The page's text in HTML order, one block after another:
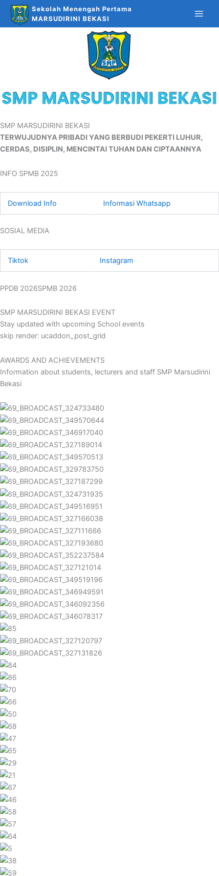
Skip
content
Sekolah Menengah Pertama
MARSUDIRINI BEKASI
SMP MARSUDIRINI BEKASI
TERWUJUDNYA PRIBADI YANG BERBUDI PEKERTI LUHUR,
CERDAS, DISIPLIN, MENCINTAI TUHAN DAN CIPTAANNYA
INFO SPMB 2025
Download Info Informasi Whatsapp
SOSIAL MEDIA
Tiktok Instagram
PPDB 2026SPMB 2026
SMP MARSUDIRINI BEKASI EVENT
Stay updated with upcoming School events
skip render: ucaddon_post_grid
AWARDS AND ACHIEVEMENTS
Information about students, lecturers and staff SMP Marsudirini
Bekasi